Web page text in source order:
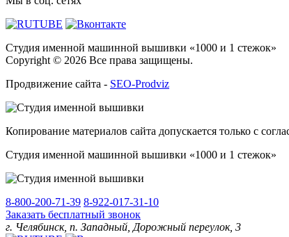
Студия именной машинной вышивки «1000 и 1 стежок»
Copyright © 2026 Все права защищены.
Продвижение сайта - SEO-Prodviz
Копирование материалов сайта допускается только с
Студия именной машинной вышивки «1000 и 1 стежок»
8-800-200-71-39 8-922-017-31-10
Заказать бесплатный звонок
г. Челябинск, п. Западный, Дорожный переулок, 3